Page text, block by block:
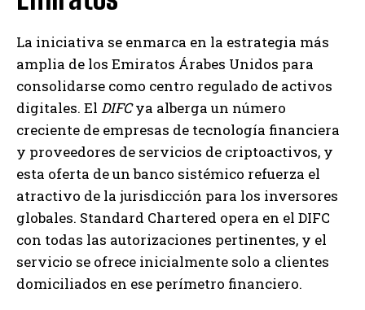
La iniciativa se enmarca en la estrategia más
amplia de los Emiratos Árabes Unidos para
consolidarse como centro regulado de activos
digitales. El DIFCya alberga un número
creciente de empresas de tecnología financiera
y proveedores de servicios de criptoactivos, y
esta oferta de un banco sistémico refuerza el
atractivo de la jurisdicción para los inversores
globales. Standard Chartered opera en el DIFC
con todas las autorizaciones pertinentes, y el
servicio se ofrece inicialmente solo a clientes
domiciliados en ese perímetro financiero.